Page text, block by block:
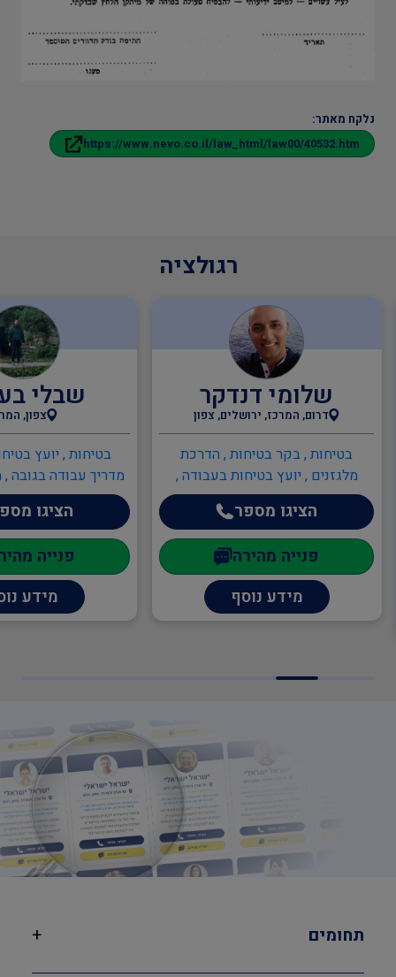
נלקח מאתר:
https://www.nevo.co.il/law_html/law00/40532.htm
רגולציה
שלומי דנדקר
דרום, המרכז, ירושלים, צפון
בטיחות , בקר בטיחות , הדרכת
מלגזנים , יועץ בטיחות בעבודה ,
מדריך עבודה בגובה , ממונה בטיחות
בבניה , ממונה בטיחות בעבודה ,
מהנדסים והנדסאים , הנדסאי מכונות
, מהנדסי חשמל , מהנדסים והנדסאים
הציגו מספר
פנייה מהירה
מידע נוסף
שבלי
צפון,
בטיחות , יועץ
מדריך עבודה בגובה
בעבודה , ממונה
אש , כתיבה/
כתיבה/עדכון תיק
בטיחות אש ,
מהנדסים
הציגו
פנייה
מידע
תחומים +